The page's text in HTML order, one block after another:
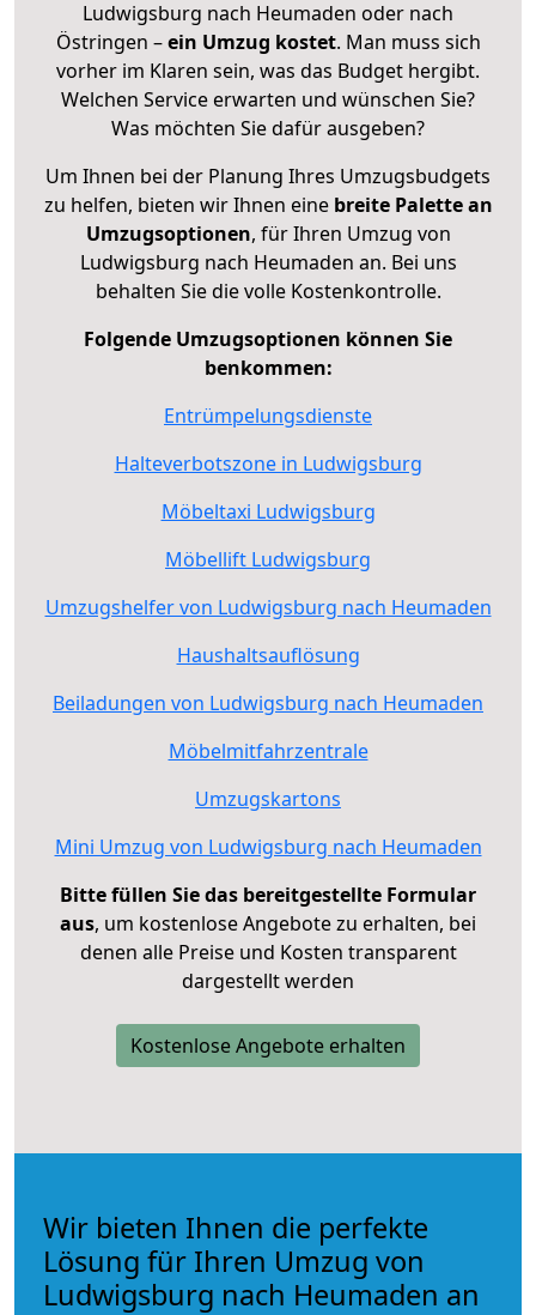
Ludwigsburg nach Heumaden oder nach
Östringen –ein Umzug kostet. Man muss sich
vorher im Klaren sein, was das Budget hergibt.
Welchen Service erwarten und wünschen Sie?
Was möchten Sie dafür ausgeben?
Um Ihnen bei der Planung Ihres Umzugsbudgets
zu helfen, bieten wir Ihnen eine breite Palette an
Umzugsoptionen, für Ihren Umzug von
Ludwigsburg nach Heumaden an. Bei uns
behalten Sie die volle Kostenkontrolle.
Folgende Umzugsoptionen können Sie
benkommen:
Entrümpelungsdienste
Halteverbotszone in Ludwigsburg
Möbeltaxi Ludwigsburg
Möbellift Ludwigsburg
Umzugshelfer von Ludwigsburg nach Heumaden
Haushaltsauflösung
Beiladungen von Ludwigsburg nach Heumaden
Möbelmitfahrzentrale
Umzugskartons
Mini Umzug von Ludwigsburg nach Heumaden
Bitte füllen Sie das bereitgestellte Formular
aus, um kostenlose Angebote zu erhalten, bei
denen alle Preise und Kosten transparent
dargestellt werden
Kostenlose Angebote erhalten
Wir bieten Ihnen die perfekte
Lösung für Ihren Umzug von
Ludwigsburg nach Heumaden an